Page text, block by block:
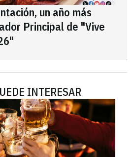
un año más
Principal de "Vive
INTERESAR